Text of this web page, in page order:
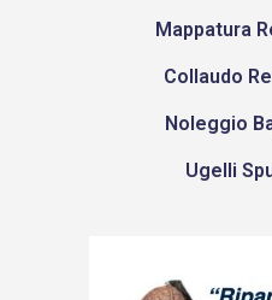
Mappatura
Collaudo
Noleggio
Ugelli